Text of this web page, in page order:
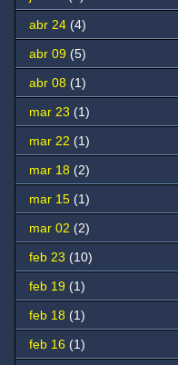
abr 24 (4)
abr 09 (5)
abr 08 (1)
mar 23 (1)
mar 22 (1)
mar 18 (2)
mar 15 (1)
mar 02 (2)
feb 23 (10)
feb 19 (1)
feb 18 (1)
feb 16 (1)